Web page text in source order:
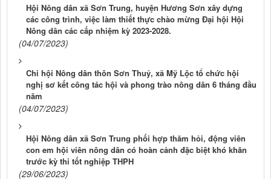
Hội Nông dân xã Sơn Trung, huyện Hương Sơn xây dựng
các công trình, việc làm thiết thực chào mừng Đại hội Hội
Nông dân các cấp nhiệm kỳ 2023-2028.
(04/07/2023)
Chi hội Nông dân thôn Sơn Thuỷ, xã Mỹ Lộc tổ chức hội
nghị sơ kết công tác hội và phong trào nông dân 6 tháng đầu
năm
(04/07/2023)
Hội Nông dân xã Sơn Trung phối hợp thăm hỏi, động viên
con em hội viên nông dân có hoàn cảnh đặc biệt khó khăn
trước kỳ thi tốt nghiệp THPH
(29/06/2023)